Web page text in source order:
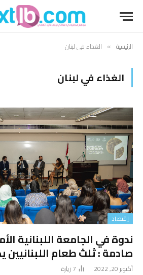
الرئيسية » الغذاء في لبنان
الغذاء في لبنان
إقتصاد
ندوة في الجامعة اللبنانية
صادمة : ثلث طعام
أكتوبر 20, 2022 7 زيارة